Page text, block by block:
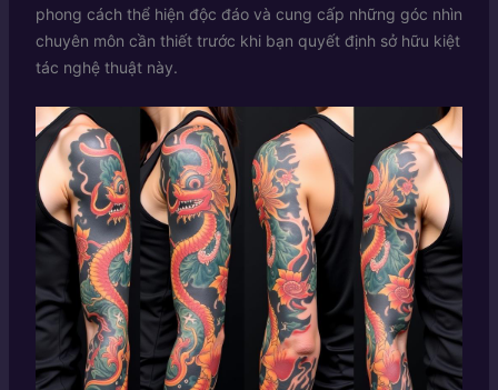
phong cách thể hiện độc đáo và cung cấp những góc nhìn
chuyên môn cần thiết trước khi bạn quyết định sở hữu kiệt
tác nghệ thuật này.